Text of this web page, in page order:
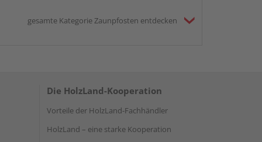
gesamte Kategorie Zaunpfosten entdecken
Die HolzLand-Kooperation
Vorteile der HolzLand-Fachhändler
HolzLand – eine starke Kooperation